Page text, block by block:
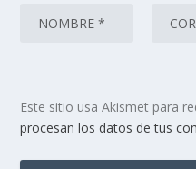
Este sitio usa Akismet para
procesan los datos de tus